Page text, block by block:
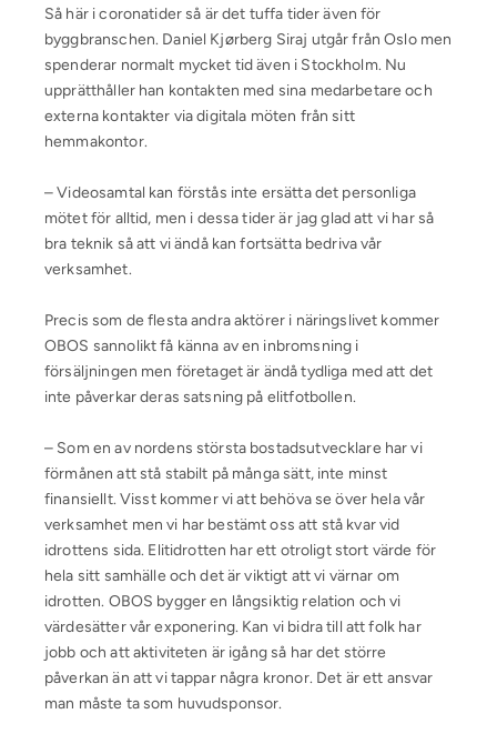
Så här i coronatider så är det tuffa tider även för
byggbranschen. Daniel Kjørberg Siraj utgår från Oslo men
spenderar normalt mycket tid även i Stockholm. Nu
upprätthåller han kontakten med sina medarbetare och
externa kontakter via digitala möten från sitt
hemmakontor.
– Videosamtal kan förstås inte ersätta det personliga
mötet för alltid, men i dessa tider är jag glad att vi har så
bra teknik så att vi ändå kan fortsätta bedriva vår
verksamhet.
Precis som de flesta andra aktörer i näringslivet kommer
OBOS sannolikt få känna av en inbromsning i
försäljningen men företaget är ändå tydliga med att det
inte påverkar deras satsning på elitfotbollen.
– Som en av nordens största bostadsutvecklare har vi
förmånen att stå stabilt på många sätt, inte minst
finansiellt. Visst kommer vi att behöva se över hela vår
verksamhet men vi har bestämt oss att stå kvar vid
idrottens sida. Elitidrotten har ett otroligt stort värde för
hela sitt samhälle och det är viktigt att vi värnar om
idrotten. OBOS bygger en långsiktig relation och vi
värdesätter vår exponering. Kan vi bidra till att folk har
jobb och att aktiviteten är igång så har det större
påverkan än att vi tappar några kronor. Det är ett ansvar
man måste ta som huvudsponsor.